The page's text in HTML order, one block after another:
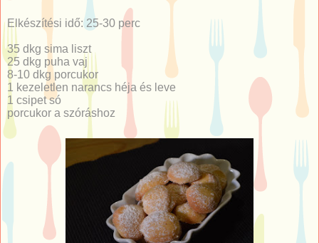
Elkészítési idő: 25-30 perc
35 dkg sima liszt
25 dkg puha vaj
8-10 dkg porcukor
1 kezeletlen narancs héja és leve
1 csipet só
porcukor a szóráshoz